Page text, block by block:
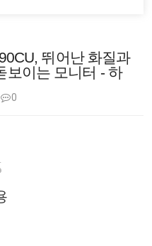
뛰어난 화질과
보이는 모니터 - 하
0